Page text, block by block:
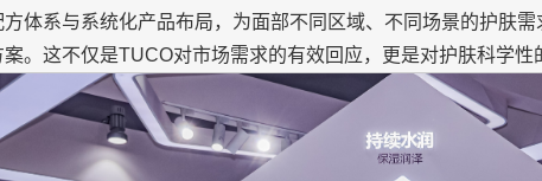
方体系与系统化产品布局，为面部不同区域、不同场景的护肤
案。这不仅是TUCO对市场需求的有效回应，更是对护肤科学性